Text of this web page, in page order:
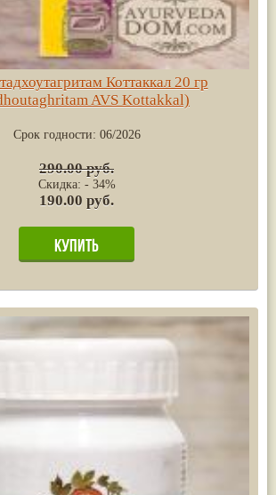
Коттаккал 20 гр
AVS Kottakkal)
Срок годности: 06/2026
290.00 руб.
Скидка: - 34%
190.00 руб.